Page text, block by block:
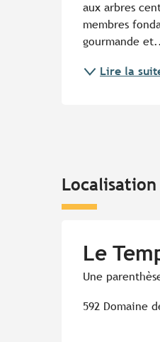
aux arbres
membres
gourmande
Lire la
Localisation
Le
Une
592 Domaine